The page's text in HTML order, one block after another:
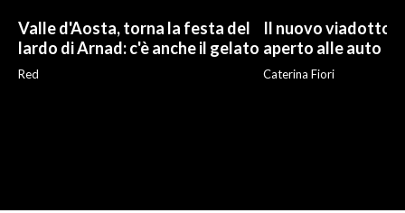
Valle d'Aosta, torna la festa del
lardo di Arnad: c'è anche il gelato
Red
Il nuovo viadotto
aperto alle auto
Caterina Fiori